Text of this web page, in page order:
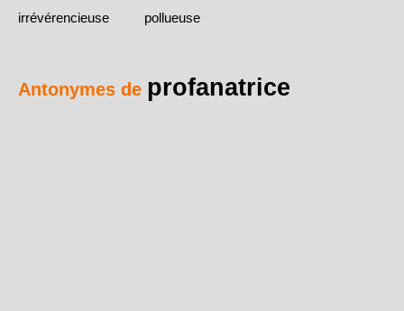
irrévérencieuse
pollueuse
Antonymes de profanatrice